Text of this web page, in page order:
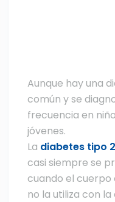
Aunque hay una
común y se
frecuencia en
jóvenes.
La diabetes tipo 2
casi siempre se
cuando el cuerpo
no la utiliza con